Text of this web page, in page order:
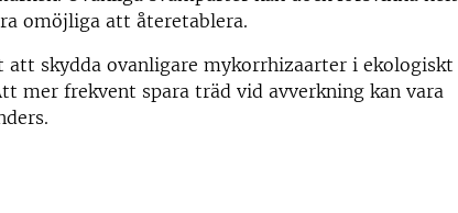
omöjliga att återetablera.
skydda ovanligare mykorrhizaarter i ekologiskt
mer frekvent spara träd vid avverkning kan vara